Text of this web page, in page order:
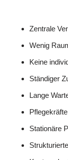
Zentrale
Wenig
Keine
Ständiger
Lange
Stationäre